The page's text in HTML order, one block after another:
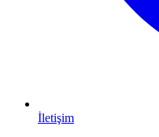
İletişim